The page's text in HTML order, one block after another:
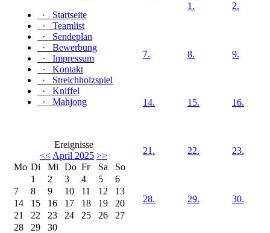
·
Startseite
·
Teamlist
·
Sendeplan
·
Bewerbung
·
Impressum
·
Kontakt
·
Streichholzspiel
·
Kniffel
·
Mahjong
Ereignisse
<< April 2025 >>
Mo Di Mi Do Fr Sa
So
1
2 3 4 5
6
7
8 9 10 11 12
13
14
15 16 17 18 19
20
21
22 23 24 25 26
27
28
29 30
1.
2.
7. 8. 9.
14. 15. 16.
21. 22. 23.
28. 29. 30.